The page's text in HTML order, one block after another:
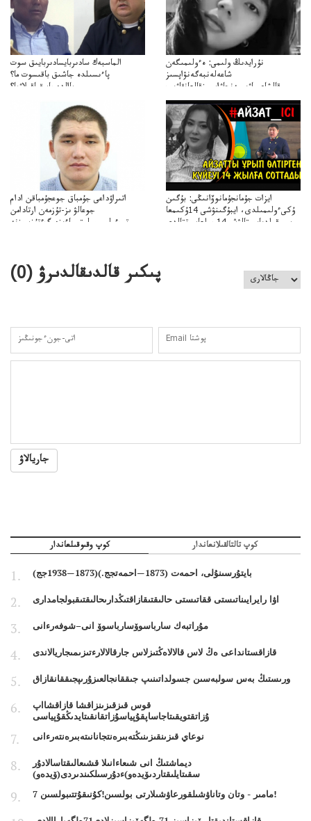
الماسبەك سادىربايسادىربايىق سوت
پاءىسىلدە جاشىق باقىسوت ما؟
پاالدەجابىقباقىلاۋما؟
نۇرايدىڭ ولىمى: ەءولىمىگەن
شاعەلەنبەگەنۋاپسىز
قالشاعىماۋىپمەنجاۋاپسىزقالعانقاۋىپ
اتىراۋداعى جۇمباق جوعجۇمباقن ادام
جوعالۋ ىز-تۇزمەن ارتادامن
وتبءولىمىپوليتسياءىزەرگءتۇزسىزنە
ايزات جۇمانجۇمانوۆانىڭى: بۇگىن
ۇكىءولىمىلدى، ايبۇگىنۋشى 14ۇكىمعا
سووقىلدىايىپتالۋشى14جىلعاسوتتالدى
پىكىر قالدىقالدىرۋ (0
)
جاريالاۋ
كوپ وقىوقىلعاندار كوپ تالتالقىلانعاندار
بايتۇرسىنۇلى، احمەت (1873—احمەتجج.)(1873—1938جج)
اۋا رايرايىناتىستى ققاتىستى حالىقتىقازاقتىڭدارىحالىقتىقبولجامدارى
مۇراتبەك سارباسوۆسارباسوۆ انى–شوفەرءانى
قازاقستانداعى ەڭ لاس قالالاەڭتىزلاس جارقالالارءتىزىمىجاريالاندى
ورىستىڭ بەس سولبەسىن جسولداتىنىپ جىققانجالعىزۇرىپجىققانقازاق
قوس قىزقىزىنزاقشا قازاقشااپ
ۇزاتقتويقىتاجاساپقۇپياسۇزاتقانقىتايدىڭقۇپياسى
نوعاي قىزىنقىزىنىڭتەبىرەنتجانانىتەبىرەنتەرءانى
ديماشتىڭ انى شىعاءانىلا قشىعالىقتاسالادۇر
سقىتايلىقتاردىۆيدەو)ءدۇرسىلكىندىردى(ۆيدەو)
7 مامىر - وتان وتاناۋشىلقورعاۋشىلارتى بولسىن!كۇنىقۇتتىبولسىن!